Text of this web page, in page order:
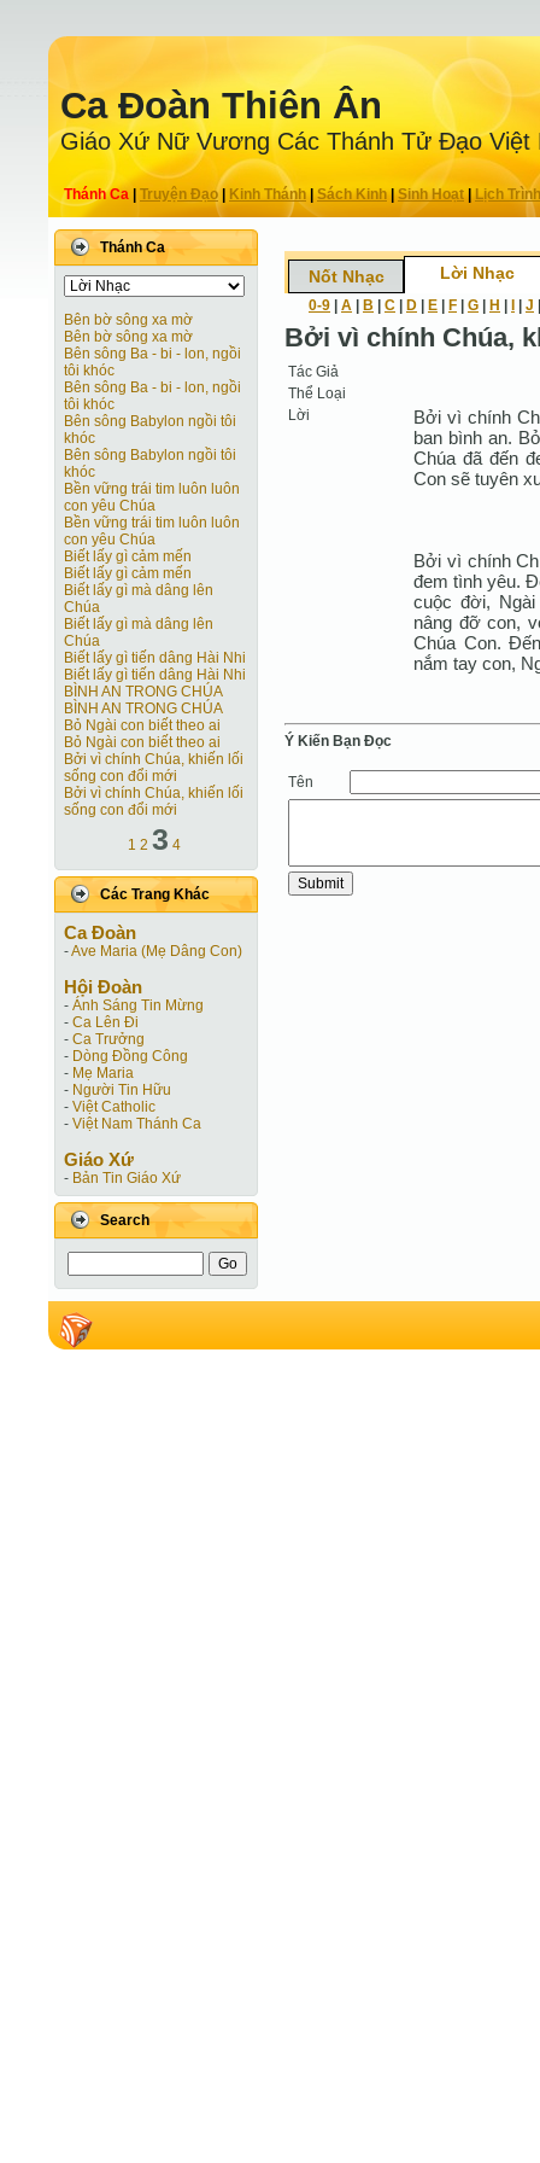
Ca Ðoàn Thiên Ân
Giáo Xứ Nữ Vương Các Thánh Tử Ðạo Việt
Thánh Ca Truyện Ðạo| Kinh Thánh Sách Kinh|Sinh Hoạt| Lịch Trình
Thánh Ca
Bên bờ sông xa mờ
Bên bờ sông xa mờ
Bên sông Ba - bi - lon, ngồi
tôi khóc
Bên sông Ba - bi - lon, ngồi
tôi khóc
Bên sông Babylon ngồi tôi
khóc
Bên sông Babylon ngồi tôi
khóc
Bền vững trái tim luôn luôn
con yêu Chúa
Bền vững trái tim luôn luôn
con yêu Chúa
Biết lấy gì cảm mến
Biết lấy gì cảm mến
Biết lấy gì mà dâng lên
Chúa
Biết lấy gì mà dâng lên
Chúa
Biết lấy gì tiến dâng Hài Nhi
Biết lấy gì tiến dâng Hài Nhi
BÌNH AN TRONG CHÚA
BÌNH AN TRONG CHÚA
Bỏ Ngài con biết theo ai
Bỏ Ngài con biết theo ai
Bởi vì chính Chúa, khiến lối
sống con đổi mới
Bởi vì chính Chúa, khiến lối
sống con đổi mới
1 2 3 4
Các Trang Khác
Ca Ðoàn
-Ave Maria (Mẹ Dâng Con)
Hội Ðoàn
- Ánh Sáng Tin Mừng
- Ca Lên Đi
- Ca Trưởng
- Dòng Đồng Công
- Mẹ Maria
- Người Tin Hữu
- Việt Catholic
- Việt Nam Thánh Ca
Giáo Xứ
- Bản Tin Giáo Xứ
Search
Nốt Nhạc Lời Nhạc
0-9 A B C D E F G H J
Bởi vì chính Chúa,
Tác Giả
Thể Loại
Lời
Bởi vì chính
ban bình an.
Chúa đã đến
Con sẽ tuyên
Bởi vì chính
đem tình yêu.
cuộc đời,
nâng đỡ con,
Chúa Con.
nắm tay con,
Ý Kiến Bạn Ðọc
Tên